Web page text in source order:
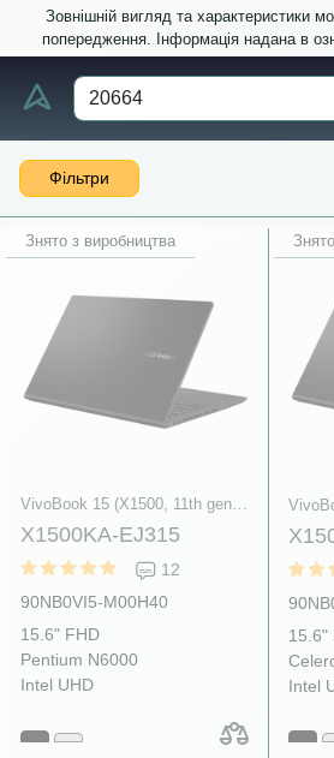
Зовнішній вигляд та характеристики
попередження. Інформація надана в
Фільтри
Знято з виробництва
X1500KA-EJ315
12
90NB0VI5-M00H40
15.6" FHD
Pentium N6000
Intel UHD
15.6"
Intel